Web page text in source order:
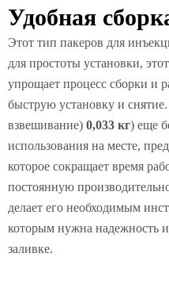
Удобная
Этот тип пакеров для
для простоты установки,
упрощает процесс сборки и
быструю установку и снятие.
взвешивание) 0,033 кг) еще
использования на месте,
которое сокращает время
постоянную
делает его необходимым
которым нужна надежность
заливке.